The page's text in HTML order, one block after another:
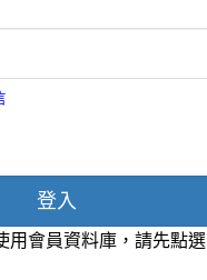
登入
用會員資料庫，請先點選